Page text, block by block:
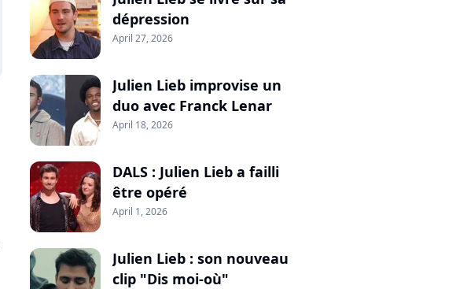
dépression
April 27, 2026
Julien Lieb improvise un
duo avec Franck Lenar
April 18, 2026
DALS : Julien Lieb a failli
être opéré
April 1, 2026
Julien Lieb : son nouveau
clip "Dis moi-où"